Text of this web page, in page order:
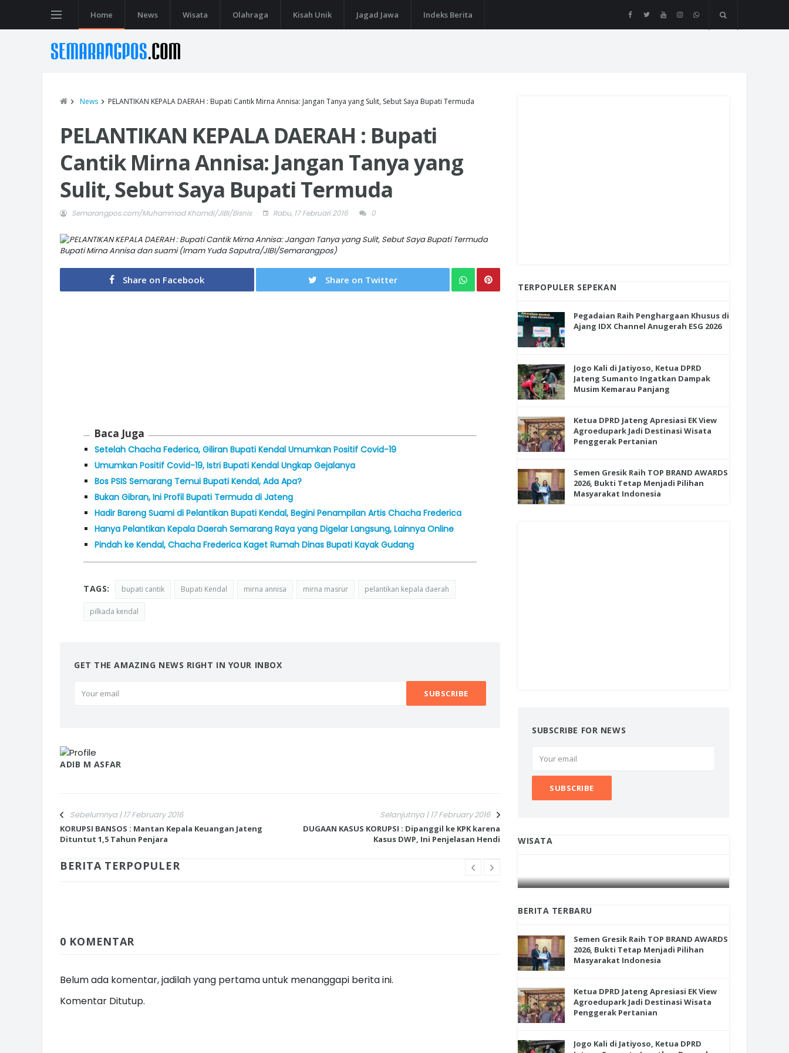
Home News Wisata Olahraga Kisah Unik Jagad Jawa Indeks Berita
News PELANTIKAN KEPALA DAERAH : Bupati Cantik Mirna Annisa: Jangan Tanya yang Sulit, Sebut Saya Bupati Termuda
PELANTIKAN KEPALA DAERAH : Bupati
Cantik Mirna Annisa: Jangan Tanya yang
Sulit, Sebut Saya Bupati Termuda
Semarangpos.com/Muhammad Khamdi/JIBI/Bisnis Rabu, 17 Februari 2016 0
Bupati Mirna Annisa dan suami (Imam Yuda Saputra/JIBI/Semarangpos)
Share on Facebook Share on Twitter
Baca Juga
Setelah Chacha Federica, Giliran Bupati Kendal Umumkan Positif Covid-19
Umumkan Positif Covid-19, Istri Bupati Kendal Ungkap Gejalanya
Bos PSIS Semarang Temui Bupati Kendal, Ada Apa?
Bukan Gibran, Ini Profil Bupati Termuda di Jateng
Hadir Bareng Suami di Pelantikan Bupati Kendal, Begini Penampilan Artis Chacha Frederica
Hanya Pelantikan Kepala Daerah Semarang Raya yang Digelar Langsung, Lainnya Online
Pindah ke Kendal, Chacha Frederica Kaget Rumah Dinas Bupati Kayak Gudang
TAGS: bupati cantik Bupati Kendal mirna annisa mirna masrur pelantikan kepala daerah
pilkada kendal
GET THE AMAZING NEWS RIGHT IN YOUR INBOX
ADIB M ASFAR
Sebelumnya | 17 February 2016
KORUPSI BANSOS : Mantan Kepala Keuangan Jateng
Dituntut 1,5 Tahun Penjara
Selanjutnya | 17 February 2016
DUGAAN KASUS KORUPSI : Dipanggil ke KPK karena
Kasus DWP, Ini Penjelasan Hendi
BERITA TERPOPULER
0 KOMENTAR
Belum ada komentar, jadilah yang pertama untuk menanggapi berita ini.
Komentar Ditutup.
TERPOPULER SEPEKAN
Pegadaian Raih Penghargaan Khusus di
Ajang IDX Channel Anugerah ESG 2026
Jogo Kali di Jatiyoso, Ketua DPRD
Jateng Sumanto Ingatkan Dampak
Musim Kemarau Panjang
Ketua DPRD Jateng Apresiasi EK View
Agroedupark Jadi Destinasi Wisata
Penggerak Pertanian
Semen Gresik Raih TOP BRAND AWARDS
2026, Bukti Tetap Menjadi Pilihan
Masyarakat Indonesia
SUBSCRIBE FOR NEWS
WISATA
JAGA KERUKUNAN SAMBUT NATAL
JAGA KERUKUNAN SAMBUT NATAL
BERITA TERBARU
Semen Gresik Raih TOP BRAND AWARDS
2026, Bukti Tetap Menjadi Pilihan
Masyarakat Indonesia
Ketua DPRD Jateng Apresiasi EK View
Agroedupark Jadi Destinasi Wisata
Penggerak Pertanian
Jogo Kali di Jatiyoso, Ketua DPRD